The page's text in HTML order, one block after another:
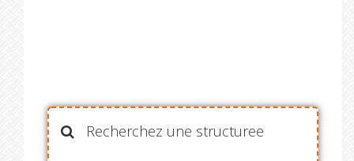
Recherchez une structuree